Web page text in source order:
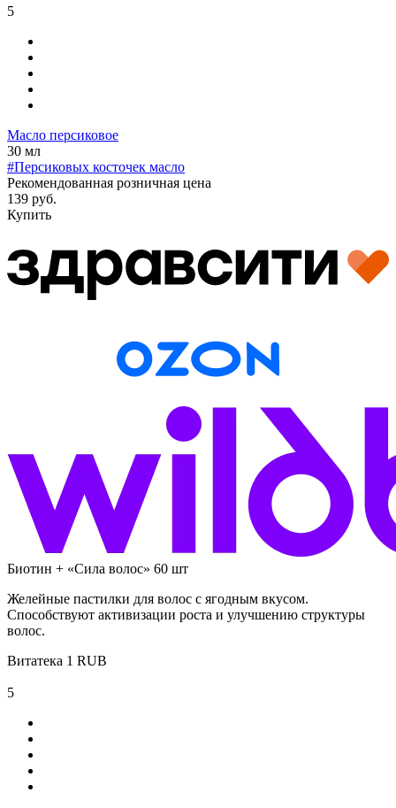
5
Масло персиковое
30 мл
#Персиковых косточек масло
Рекомендованная розничная цена
139 руб.
Купить
Биотин + «Сила волос» 60 шт
Желейные пастилки для волос с ягодным вкусом.
Способствуют активизации роста и улучшению структуры
волос.
Витатека 1 RUB
5